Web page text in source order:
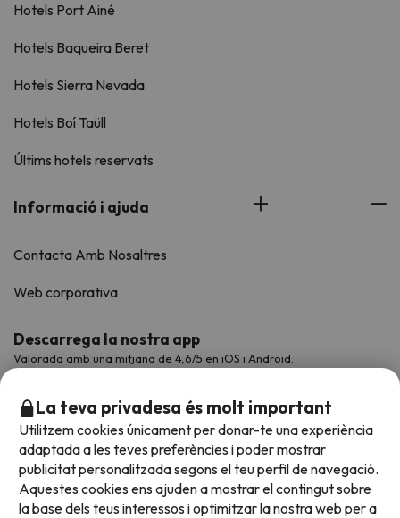
Hotels Port Ainé
Hotels Baqueira Beret
Hotels Sierra Nevada
Hotels Boí Taüll
Últims hotels reservats
Informació i ajuda
Contacta Amb Nosaltres
Web corporativa
Descarrega la nostra app
Valorada amb una mitjana de 4,6/5 en iOS i Android.
La teva privadesa és molt important
Utilitzem cookies únicament per donar-te una experiència
adaptada a les teves preferències i poder mostrar
publicitat personalitzada segons el teu perfil de navegació.
Aquestes cookies ens ajuden a mostrar el contingut sobre
la base dels teus interessos i optimitzar la nostra web per a